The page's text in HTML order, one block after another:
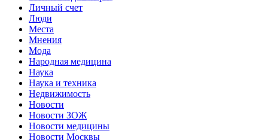
Личный счет
Люди
Места
Мнения
Мода
Народная медицина
Наука
Наука и техника
Недвижимость
Новости
Новости ЗОЖ
Новости медицины
Новости Москвы